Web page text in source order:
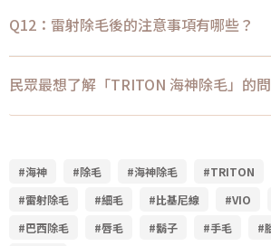
Q12：雷射除毛後的注意事項有哪些？
民眾最想了解「TRITON 海神除毛」的
#海神 #除毛 #海神除毛 #TRITON
#雷射除毛
#細毛 #比基尼線 #VIO
#巴西除毛
#唇毛 #鬍子 #手毛 #